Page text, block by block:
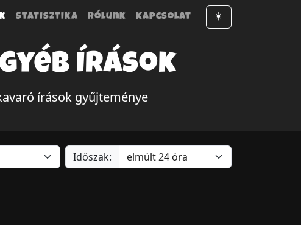
Statisztika Rólunk Kapcsolat ☀️
írások
írások gyűjteménye
Időszak: